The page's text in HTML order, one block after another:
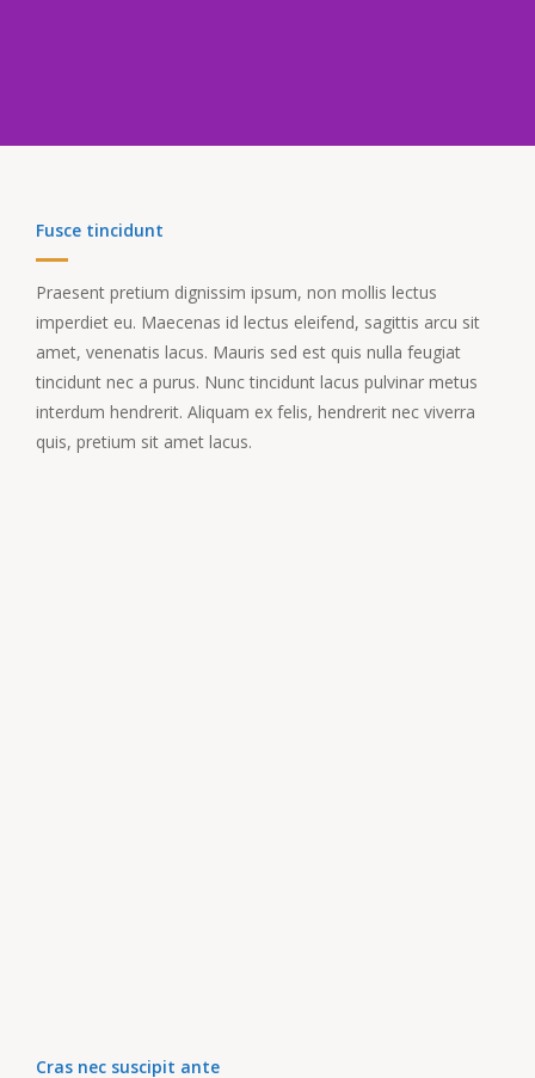
Fusce tincidunt
Praesent pretium dignissim ipsum, non mollis lectus
imperdiet eu. Maecenas id lectus eleifend, sagittis arcu sit
amet, venenatis lacus. Mauris sed est quis nulla feugiat
tincidunt nec a purus. Nunc tincidunt lacus pulvinar metus
interdum hendrerit. Aliquam ex felis, hendrerit nec viverra
quis, pretium sit amet lacus.
Cras nec suscipit ante